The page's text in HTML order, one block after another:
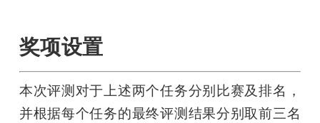
奖项设置
本次评测对于上述两个任务分别比赛及排名，
并根据每个任务的最终评测结果分别取前三名